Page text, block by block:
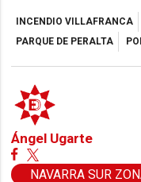
INCENDIO VILLAFRANCA
PARQUE DE PERALTA
Ángel Ugarte
NAVARRA SUR